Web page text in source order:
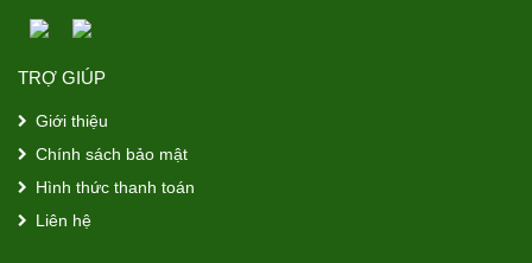
TRỢ GIÚP
Giới thiệu
Chính sách bảo mật
Hình thức thanh toán
Liên hệ